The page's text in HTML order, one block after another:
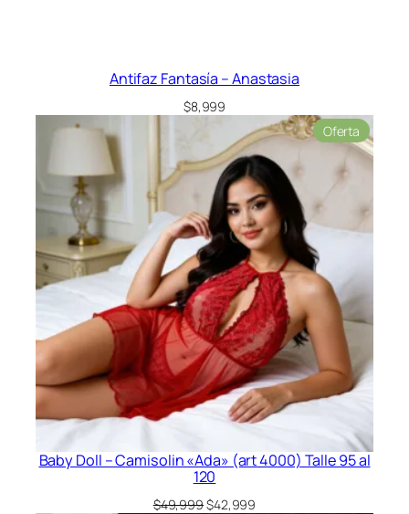
Antifaz Fantasía – Anastasia
$8,999
Oferta
en
oferta
Baby Doll – Camisolin «Ada» (art 4000) Talle 95 al
120
$49,999El
$42,999